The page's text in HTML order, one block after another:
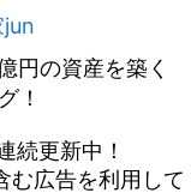
jun
円の資産を築く
！
更新中！
む広告を利用して